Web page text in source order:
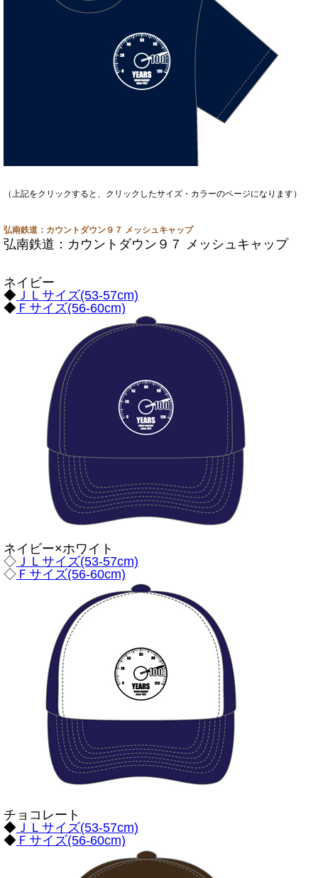
（上記をクリックすると、クリックしたサイズ・カラーのページになります）
弘南鉄道：カウントダウン９７ メッシュキャップ
弘南鉄道：カウントダウン９７ メッシュキャップ
ネイビー
◆ ＪＬサイズ(53-57cm)
◆ Ｆサイズ(56-60cm)
ネイビー×ホワイト
◇ ＪＬサイズ(53-57cm)
◇ Ｆサイズ(56-60cm)
チョコレート
◆ ＪＬサイズ(53-57cm)
◆ Ｆサイズ(56-60cm)